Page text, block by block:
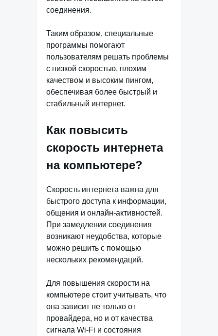
соединения.
Таким образом, специальные
программы помогают
пользователям решать проблемы
с низкой скоростью, плохим
качеством и высоким пингом,
обеспечивая более быстрый и
стабильный интернет.
Как повысить
скорость интернета
на компьютере?
Скорость интернета важна для
быстрого доступа к информации,
общения и онлайн-активностей.
При замедлении соединения
возникают неудобства, которые
можно решить с помощью
нескольких рекомендаций.
Для повышения скорости на
компьютере стоит учитывать, что
она зависит не только от
провайдера, но и от качества
сигнала Wi-Fi и состояния